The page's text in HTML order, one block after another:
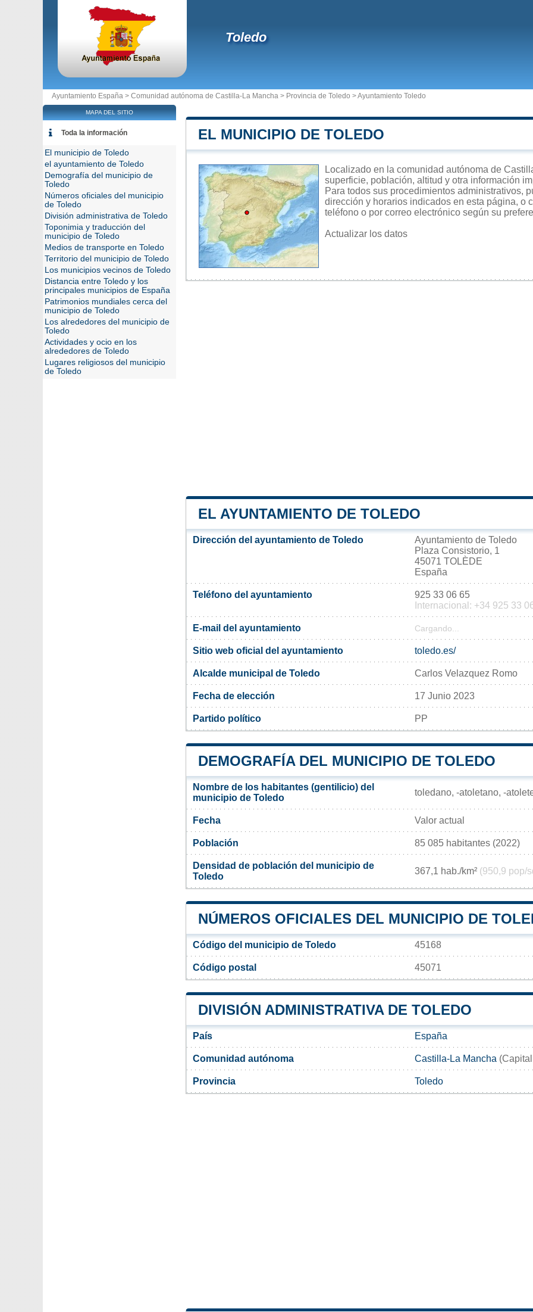
Toledo
Ayuntamiento España > Comunidad autónoma de Castilla-La Mancha > Provincia de Toledo >Ayuntamiento Toledo
EL MUNICIPIO DE TOLEDO
Localizado en la comunidad autónoma de
superficie, población, altitud y otra información
Para todos sus procedimientos administrativos,
dirección y horarios indicados en esta página, o
teléfono o por correo electrónico según su
Actualizar los datos
EL AYUNTAMIENTO DE TOLEDO
Dirección del ayuntamiento de Toledo
Ayuntamiento de Toledo
Plaza Consistorio, 1
45071 TOLÈDE
España
Teléfono del ayuntamiento
925 33 06 65
Internacional: +34 925 33
E-mail del ayuntamiento Cargando...
Sitio web oficial del ayuntamiento toledo.es/
Alcalde municipal de Toledo Carlos Velazquez Romo
Fecha de elección 17 Junio 2023
Partido político PP
DEMOGRAFÍA DEL MUNICIPIO DE TOLEDO
Nombre de los habitantes (gentilicio) del
municipio de Toledo
toledano, -atoletano, -
Fecha Valor actual
Población 85 085 habitantes (2022)
Densidad de población del municipio de
Toledo
367,1 hab./km² (950,9 pop/
NÚMEROS OFICIALES DEL MUNICIPIO DE
Código del municipio de Toledo 45168
Código postal 45071
DIVISIÓN ADMINISTRATIVA DE TOLEDO
País España
Comunidad autónoma Castilla-La Mancha
Provincia Toledo
MAPA DEL SITIO
Toda la información
El municipio de Toledo
el ayuntamiento de Toledo
Demografía del municipio de
Toledo
Números oficiales del municipio
de Toledo
División administrativa de Toledo
Toponimia y traducción del
municipio de Toledo
Medios de transporte en Toledo
Territorio del municipio de Toledo
Los municipios vecinos de Toledo
Distancia entre Toledo y los
principales municipios de España
Patrimonios mundiales cerca del
municipio de Toledo
Los alrededores del municipio de
Toledo
Actividades y ocio en los
alrededores de Toledo
Lugares religiosos del municipio
de Toledo